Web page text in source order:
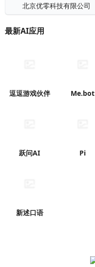
北京优零科技有限公司
最新AI应用
逗逗游戏伙伴 Me.bot
跃问AI Pi
新述口语